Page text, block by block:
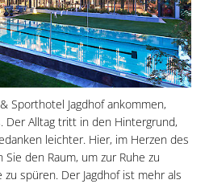
Sporthotel Jagdhof ankommen,
Der Alltag tritt in den Hintergrund,
leichter. Hier, im Herzen des
den Raum, um zur Ruhe zu
spüren. Der Jagdhof ist mehr als